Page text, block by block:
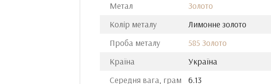
Метал
Золото
Колір металу
Лимонне золото
Проба металу
585 Золото
Країна
Україна
Середня вага, грам
6.13